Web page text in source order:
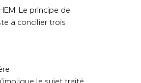
Le principe de
à concilier trois